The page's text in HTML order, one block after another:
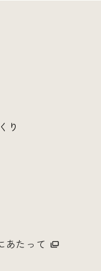
り
あたって